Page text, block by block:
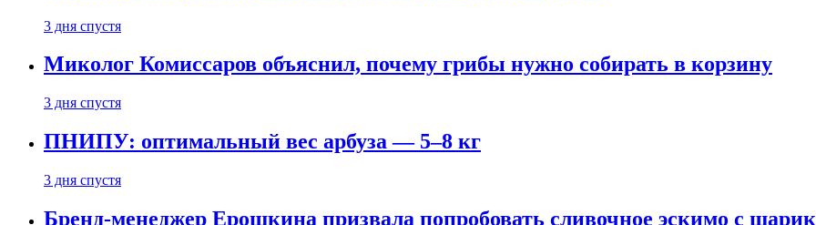
3 дня спустя
Миколог Комиссаров объяснил, почему грибы нужно собирать в корзину
3 дня спустя
ПНИПУ: оптимальный вес арбуза — 5–8 кг
3 дня спустя
Бренд-менеджер Ерошкина призвала попробовать сливочное эскимо с